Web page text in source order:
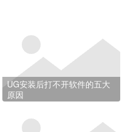
UG安装后打不开软件的五大
原因